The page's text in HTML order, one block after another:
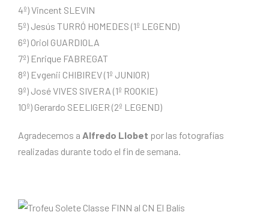
4º) Vincent SLEVIN
5º) Jesús TURRÓ HOMEDES (1º LEGEND)
6º) Oriol GUARDIOLA
7º) Enrique FABREGAT
8º) Evgenii CHIBIREV (1º JUNIOR)
9º) José VIVES SIVERA (1º ROOKIE)
10º) Gerardo SEELIGER (2º LEGEND)
Agradecemos a Alfredo Llobet por las fotografías
realizadas durante todo el fin de semana.